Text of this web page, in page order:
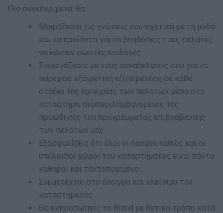
Πιο συγκεκριμένα, θα:
Μοιράζεσαι τις γνώσεις σου σχετικά με τη μόδα
και τα προϊόντα για να βοηθήσεις τους πελάτες
να κάνουν σωστές επιλογές
Συνεργάζεσαι με τους συναδέλφους σου για να
παρέχεις εξαιρετική εξυπηρέτηση σε κάθε
στάδιο της εμπειρίας των πελατών μέσα στο
κατάστημα, συμπεριλαμβανομένης της
προώθησης του προγράμματος επιβράβευσης
των πελατών μας
Εξασφαλίζεις ότι όλοι οι όροφοι καθώς και οι
υπόλοιποι χώροι του καταστήματος είναι πάντα
καθαροί και τακτοποιημένοι
Συμμετέχεις στο άνοιγμα και κλείσιμο του
καταστήματος
Θα εκπροσωπείς το Brand με θετικό τρόπο κατά